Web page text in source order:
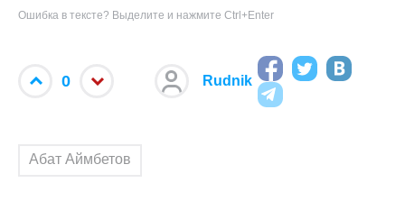
Ошибка в тексте? Выделите и нажмите Ctrl+Enter
0 Rudnik
Абат Аймбетов